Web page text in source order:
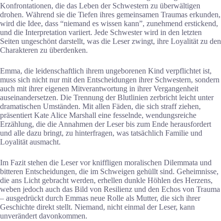
Konfrontationen, die das Leben der Schwestern zu überwältigen
drohen. Während sie die Tiefen ihres gemeinsamen Traumas erkunden,
wird die Idee, dass “niemand es wissen kann”, zunehmend erstickend,
und die Interpretation variiert. Jede Schwester wird in den letzten
Seiten ungeschönt darstellt, was die Leser zwingt, ihre Loyalität zu den
Charakteren zu überdenken.
Emma, die leidenschaftlich ihrem ungeborenen Kind verpflichtet ist,
muss sich nicht nur mit den Entscheidungen ihrer Schwestern, sondern
auch mit ihrer eigenen Mitverantwortung in ihrer Vergangenheit
auseinandersetzen. Die Trennung der Blutlinien zerbricht leicht unter
dramatischen Umständen. Mit allen Fäden, die sich straff ziehen,
präsentiert Kate Alice Marshall eine fesselnde, wendungsreiche
Erzählung, die die Annahmen der Leser bis zum Ende herausfordert
und alle dazu bringt, zu hinterfragen, was tatsächlich Familie und
Loyalität ausmacht.
Im Fazit stehen die Leser vor kniffligen moralischen Dilemmata und
bitteren Entscheidungen, die im Schweigen gehüllt sind. Geheimnisse,
die ans Licht gebracht werden, erhellen dunkle Höhlen des Herzens,
weben jedoch auch das Bild von Resilienz und den Echos von Trauma
– ausgedrückt durch Emmas neue Rolle als Mutter, die sich ihrer
Geschichte direkt stellt. Niemand, nicht einmal der Leser, kann
unverändert davonkommen.